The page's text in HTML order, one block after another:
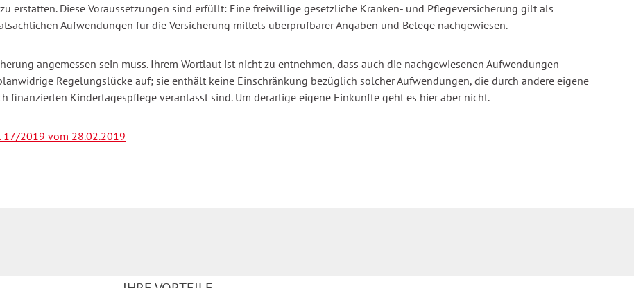
erstatten. Diese Voraussetzungen sind erfüllt: Eine freiwillige gesetzliche Kranken- und Pflegeversicherung gilt als
Aufwendungen für die Versicherung mittels überprüfbarer Angaben und Belege nachgewiesen.
angemessen sein muss. Ihrem Wortlaut ist nicht zu entnehmen, dass auch die nachgewiesenen Aufwendungen
Regelungslücke auf; sie enthält keine Einschränkung bezüglich solcher Aufwendungen, die durch andere eigene
finanzierten Kindertagespflege veranlasst sind. Um derartige eigene Einkünfte geht es hier aber nicht.
17/2019 vom 28.02.2019